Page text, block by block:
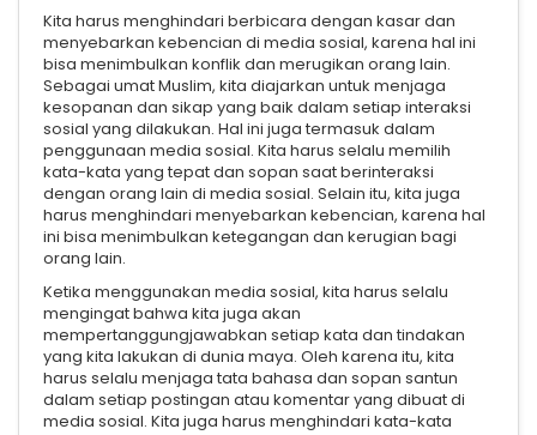
Kita harus menghindari berbicara dengan kasar dan
menyebarkan kebencian di media sosial, karena hal ini
bisa menimbulkan konflik dan merugikan orang lain.
Sebagai umat Muslim, kita diajarkan untuk menjaga
kesopanan dan sikap yang baik dalam setiap interaksi
sosial yang dilakukan. Hal ini juga termasuk dalam
penggunaan media sosial. Kita harus selalu memilih
kata-kata yang tepat dan sopan saat berinteraksi
dengan orang lain di media sosial. Selain itu, kita juga
harus menghindari menyebarkan kebencian, karena hal
ini bisa menimbulkan ketegangan dan kerugian bagi
orang lain.
Ketika menggunakan media sosial, kita harus selalu
mengingat bahwa kita juga akan
mempertanggungjawabkan setiap kata dan tindakan
yang kita lakukan di dunia maya. Oleh karena itu, kita
harus selalu menjaga tata bahasa dan sopan santun
dalam setiap postingan atau komentar yang dibuat di
media sosial. Kita juga harus menghindari kata-kata